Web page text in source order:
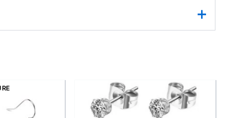
relevée ou un look habillé. Un bijou délicat qui